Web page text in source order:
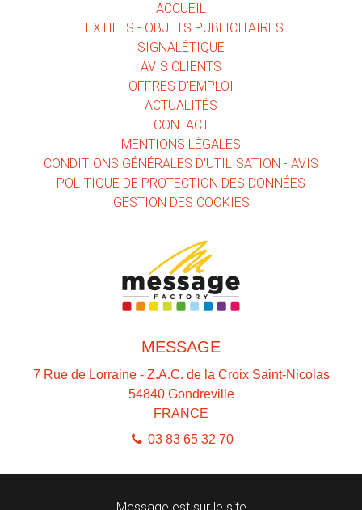
ACCUEIL
TEXTILES - OBJETS PUBLICITAIRES
SIGNALÉTIQUE
AVIS CLIENTS
OFFRES D'EMPLOI
ACTUALITÉS
CONTACT
MENTIONS LÉGALES
CONDITIONS GÉNÉRALES D'UTILISATION - AVIS
POLITIQUE DE PROTECTION DES DONNÉES
GESTION DES COOKIES
MESSAGE
7 Rue de Lorraine - Z.A.C. de la Croix Saint-Nicolas
54840 Gondreville
FRANCE
03 83 65 32 70
Message est sur le site